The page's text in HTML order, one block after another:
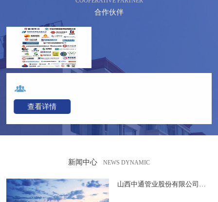
合作伙伴
查看详情
新闻中心 NEWS DYNAMIC